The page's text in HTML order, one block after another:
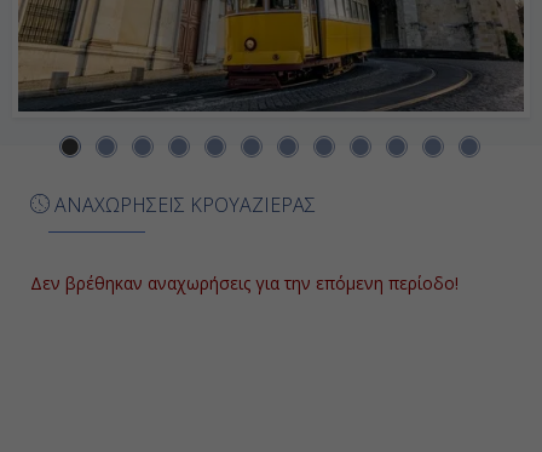
21:00
ΑΝΑΧΩΡΗΣΕΙΣ ΚΡΟΥΑΖΙΕΡΑΣ
Δεν βρέθηκαν αναχωρήσεις για την επόμενη περίοδο!